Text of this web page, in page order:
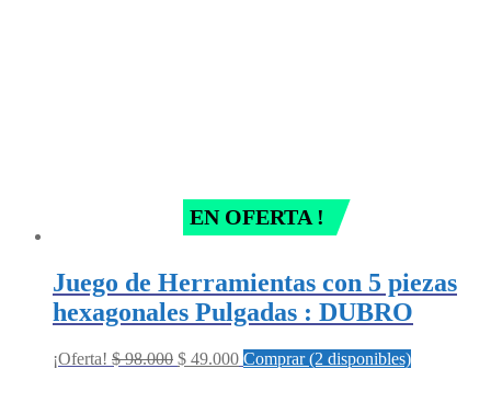
EN OFERTA !
Juego de Herramientas con 5 piezas
hexagonales Pulgadas : DUBRO
¡Oferta! $98.000 Original
$ 49.000Current
Comprar (2 disponibles)